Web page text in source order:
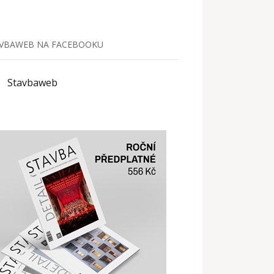
NA FACEBOOKU
Stavbaweb